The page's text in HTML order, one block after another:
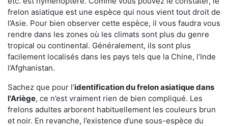
frelon asiatique est une espèce qui nous vient tout droit de
l’Asie. Pour bien observer cette espèce, il vous faudra vous
rendre dans les zones où les climats sont plus du genre
tropical ou continental. Généralement, ils sont plus
facilement localisés dans les pays tels que la Chine, l’Inde
l’Afghanistan.
Sachez que pour l’identification du frelon asiatiquedans
l'Ariège, ce n’est vraiment rien de bien compliqué. Les
frelons adultes arborent habituellement les couleurs brun
et noir. En revanche, l’existence d’une sous-espèce du